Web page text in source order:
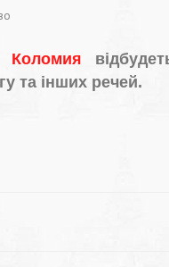
Коломия
та інших речей.